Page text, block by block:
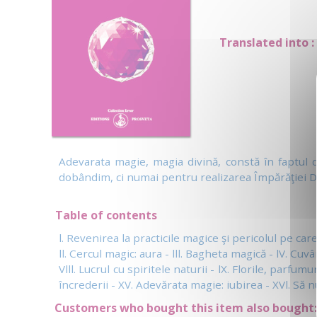
Translated into :
Adevarata magie, magia divină, constă în
dobândim, ci numai pentru realizarea Împărăţiei
Table of contents
l. Revenirea la practicile magice şi pericolul pe
ll. Cercul magic: aura - lll. Bagheta magică - lV.
Vlll. Lucrul cu spiritele naturii - lX. Florile,
încrederii - XV. Adevărata magie: iubirea - XVl. Să
Customers who bought this item also bought: